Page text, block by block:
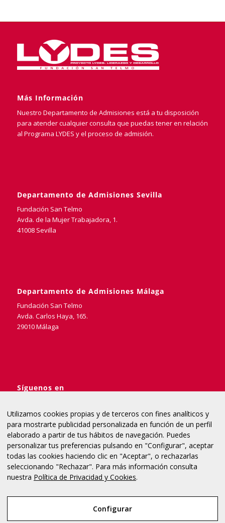
Más Información
Nuestro Departamento de Admisiones está a tu disposición
para atender cualquier consulta que puedas tener en relación
al Programa LYDES y el proceso de admisión.
Departamento de Admisiones Sevilla
Fundación San Telmo
Avda. de la Mujer Trabajadora, 1.
41008 Sevilla
Departamento de Admisiones Málaga
Fundación San Telmo
Avda. Carlos Haya, 165.
29010 Málaga
Síguenos en
954 975 004
Aviso Legal Política de Privacidad
Utilizamos cookies propias y de terceros con fines analíticos y
para mostrarte publicidad personalizada en función de un perfil
elaborado a partir de tus hábitos de navegación. Puedes
personalizar tus preferencias pulsando en "Configurar", aceptar
todas las cookies haciendo clic en "Aceptar", o rechazarlas
seleccionando "Rechazar". Para más información consulta
nuestra Política de Privacidad y Cookies.
Configurar